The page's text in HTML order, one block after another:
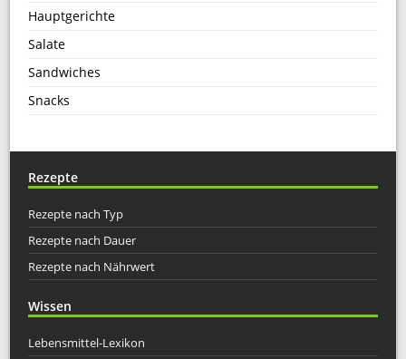
Hauptgerichte
Salate
Sandwiches
Snacks
Rezepte
Rezepte nach Typ
Rezepte nach Dauer
Rezepte nach Nährwert
Wissen
Lebensmittel-Lexikon